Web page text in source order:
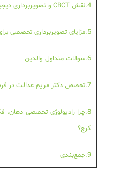
4.نقش CBCT و تصویربرداری دیجیتال
5.مزایای تصویربرداری تخصصی برای کودک
6.سوالات متداول والدین
7.تخصص دکتر مریم عدالت در فردیس کرج
8.چرا رادیولوژی تخصصی
کرج؟
9.جمع‌بندی